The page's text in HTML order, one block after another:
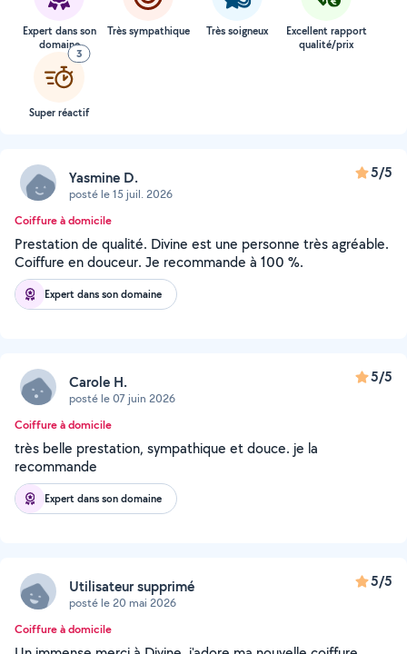
Expert dans son
domaine
Très sympathique Très soigneux
Excellent rapport
qualité/prix
3
Super réactif
Yasmine D.
posté le 15 juil. 2026
5/5
Coiffure à domicile
Prestation de qualité. Divine est une personne très agréable.
Coiffure en douceur. Je recommande à 100 %.
Expert dans son domaine
Carole H.
posté le 07 juin 2026
5/5
Coiffure à domicile
très belle prestation, sympathique et douce. je la
recommande
Expert dans son domaine
Utilisateur supprimé
posté le 20 mai 2026
5/5
Coiffure à domicile